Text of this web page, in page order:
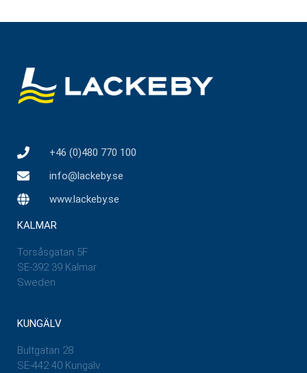
+46 (0)480 770 100
info@lackeby.se
www.lackeby.se
KALMAR
Torsåsgatan 5F
SE-392 39 Kalmar
Sweden
KUNGÄLV
Bultgatan 28
SE-442 40 Kungälv